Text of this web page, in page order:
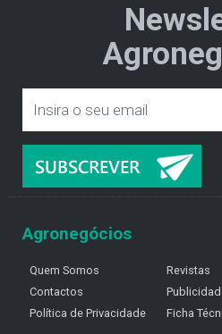
Agronegócios
Quem Somos
Contactos
Política de Privacidade
Revistas
Ficha